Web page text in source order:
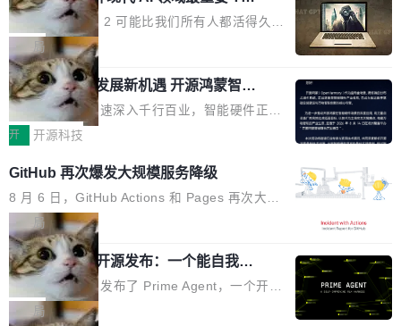
巧机身有效提升市面主流标准A...
的同时,服务商的竞争逻辑正在改变。2026年Top
Agency年度合辑的观察指出,“产品”这个离消费
者最近的载体,在整个品牌营销层面的权重显著变
高了。全域营销服务商的竞争正在从规模转向深
度,案例厚度、全域覆盖、多线协同...
话，他是说出了一个圈内人尽皆知但很少公开捅
破的事实。 Jordan 随后补充了一句软化声明：
「我不认为这些会议上大部分论文都在过度宣传
或造假。问题是，作为读者，如果你筛选出那些
看起来最令人兴奋的论文，那它们大部分都是过
度宣传的。」 这才是真正的痛点。不是所有论文
都有问题，是最吸引眼球的那批论文最有问题。
他引用的帖子来自 Mathew Shen，一位 ICLR 2
026 的读者：「看了篇 ...
3 开源项目
Flash Attention 2 可能比我们所有人都活得久。
这句话不是来自某个技术博客，而是出自 Hieu
Pham 的一条推文。Hieu Pham 是谁？他是 xAI
的早期工程师之一，在 Grok 训练基础设施团队
工作过。近日他在 X 上发了一条帖子，列出了他
认为现代 AI 领域最重要的三个开源项目。 第一
理由很具体。FA 系列不需要解释，但 FA2 是他
认为最重要的一个——复杂度恰到好处，刚好能
驱动你去学 CuTe，但还没被那些"邪恶的" Hopp
er++ 优化所淹没，足够容易修改和适配。 更关
键的是 FA2 的持久性...
局
共商智能硬件发展新机遇 开源鸿蒙智能
硬件开发者日杭州站即将举行
随着万物智联加速深入千行百业，智能硬件正从
单点设备迈向智能化、网联化、协同化发展。作
鸿蒙通过统一技术底座和分布式能力，为不同类
型智能设备的开发、连接与互联提供关键支撑，
也为产业链企业探索产品创新与商业增长打开新
的空间。 8月14日，开源鸿蒙智能硬件开发者日
（OHDD：OpenHarmony Hardware Develope
r Day）将在杭州启航。活动面向智能硬件产业
链企业和开发者，邀请行业专家与资深技术顾
开 开源科技
GitHub 再次爆发大规模服务降级
8 月 6 日，GitHub Actions 和 Pages 再次大规
模服务降级，Actions 完全不可用超过 5 小时，
webhook 停发，连自托管 runner 也因调度层故
障无法工作。Pages、Copilot code review、C
opilot coding agent 全部受影响。从检测到完全
恢复，大约 12 小时。 这是 2026 年 8 月的第六
局
Prime Agent 开源发布：一个能自我改
进的编程 Agent，ARC-AGI 3 超越人类
专家基线
Prime Intellect 发布了 Prime Agent，一个开源
的编程 Agent Harness，核心设计围绕两个抽
局